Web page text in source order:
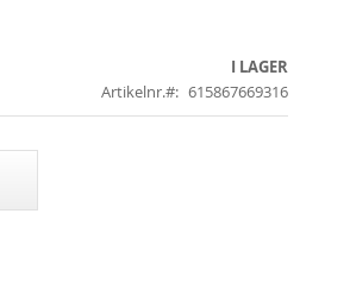
I LAGER
Artikelnr.
615867669316